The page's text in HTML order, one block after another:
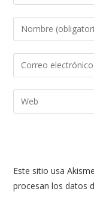
Introduce
tu
nombre
de
usuario
Introduce
tu
dirección
de
comentar
Introduce
la
web
(opcional)
Este sitio usa
procesan los datos